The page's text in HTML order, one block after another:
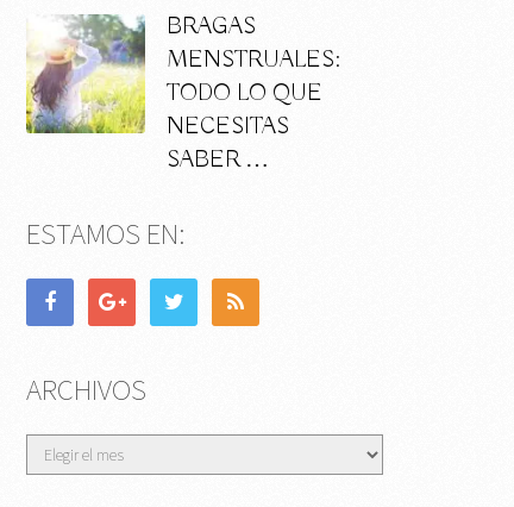
BRAGAS
MENSTRUALES:
TODO LO QUE
NECESITAS
SABER …
ESTAMOS EN:
ARCHIVOS
Archivos